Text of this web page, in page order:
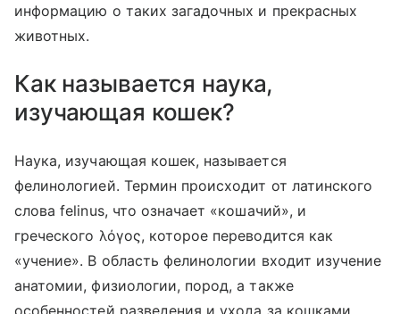
информацию о таких загадочных и прекрасных
животных.
Как называется наука,
изучающая кошек?
Наука, изучающая кошек, называется
фелинологией. Термин происходит от латинского
слова felinus, что означает «кошачий», и
греческого λόγος, которое переводится как
«учение». В область фелинологии входит изучение
анатомии, физиологии, пород, а также
особенностей разведения и ухода за кошками.